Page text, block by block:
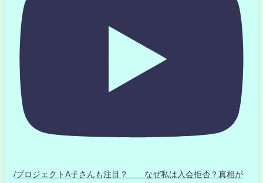
/プロジェクトA子さんも注目？ なぜ私は入会拒否？真相が